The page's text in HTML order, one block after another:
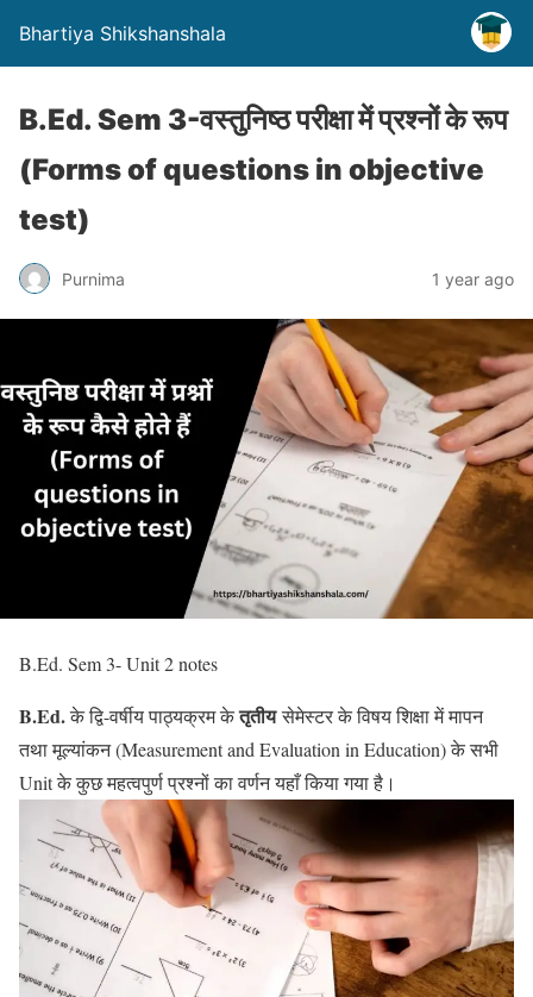
Bhartiya Shikshanshala
B.Ed. Sem 3-वस्तुनिष्ठ परीक्षा में प्रश्नों के रूप
(Forms of questions in objective
test)
Purnima 1 year ago
B.Ed. Sem 3- Unit 2 notes
B.Ed.के द्वि-वर्षीय पाठ्यक्रम केतृतीयसेमेस्टर के विषय शिक्षा में मापन
तथा मूल्यांकन (Measurement and Evaluation in Education) के सभी
Unit के कुछ महत्वपुर्ण प्रश्नों का वर्णन यहाँ किया गया है।